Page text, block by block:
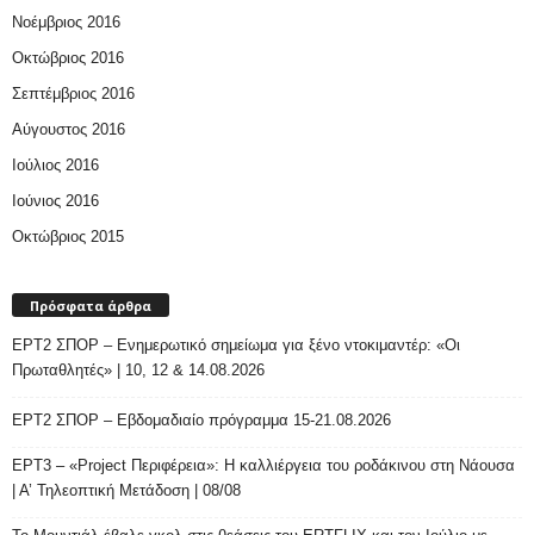
Νοέμβριος 2016
Οκτώβριος 2016
Σεπτέμβριος 2016
Αύγουστος 2016
Ιούλιος 2016
Ιούνιος 2016
Οκτώβριος 2015
Πρόσφατα άρθρα
ΕΡΤ2 ΣΠΟΡ – Ενημερωτικό σημείωμα για ξένο ντοκιμαντέρ: «Οι
Πρωταθλητές» | 10, 12 & 14.08.2026
ΕΡΤ2 ΣΠΟΡ – Εβδομαδιαίο πρόγραμμα 15-21.08.2026
ΕΡΤ3 – «Project Περιφέρεια»: Η καλλιέργεια του ροδάκινου στη Νάουσα
| Α’ Τηλεοπτική Μετάδοση | 08/08